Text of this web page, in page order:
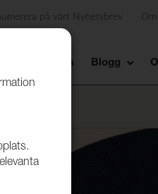
på vårt Nyhetsbrev
Showroom Blogg